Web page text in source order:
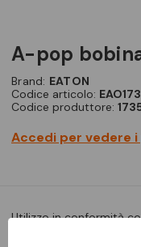
a-pop
Brand: EATON
Codice articolo:
Codice produttore:
Accedi per vedere
Utilizzo in conformità